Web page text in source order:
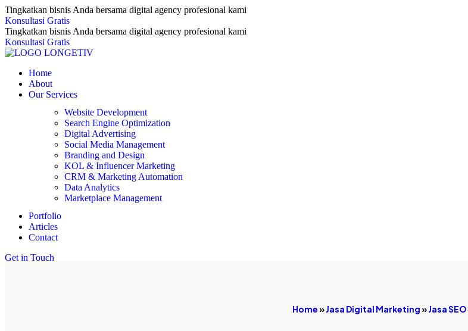
Tingkatkan bisnis Anda bersama digital agency profesional kami
Konsultasi Gratis
Tingkatkan bisnis Anda bersama digital agency profesional kami
Konsultasi Gratis
Home
About
Our Services
Website Development
Search Engine Optimization
Digital Advertising
Social Media Management
Branding and Design
KOL & Influencer Marketing
CRM & Marketing Automation
Data Analytics
Marketplace Management
Portfolio
Articles
Contact
Get in Touch
Home »Jasa Digital Marketing »Jasa SEO